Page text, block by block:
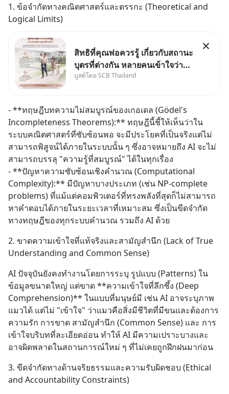
1. ข้อจำกัดทางคณิตศาสตร์และตรรกะ (Theoretical and
Logical Limits)
สิทธิที่คุณพ่อควรรู้ เกี่ยวกับสถานะ
บุตรที่ต่างกัน หลายคนเข้าใจว่า
"เมื่อเป็นลูกของพ่อและแม่ ก็ย่อม
กฎหมายไทยไม่ได้กำหนดไว้แบบ
นั้น
บูสต์โดย SCB Thailand
- **ทฤษฎีบทความไม่สมบูรณ์ของเกอเดล (Gödel's
Incompleteness Theorems):** ทฤษฎีนี้ชี้ให้เห็นว่าใน
ระบบคณิตศาสตร์ที่ซับซ้อนพอ จะมีประโยคที่เป็นจริงแต่ไม่
สามารถพิสูจน์ได้ภายในระบบนั้น ๆ ซึ่งอาจหมายถึง AI จะไม่
สามารถบรรลุ "ความรู้ที่สมบูรณ์" ได้ในทุกเรื่อง
- **ปัญหาความซับซ้อนเชิงคำนวณ (Computational
Complexity):** มีปัญหาบางประเภท (เช่น NP-complete
problems) ที่แม้แต่คอมพิวเตอร์ที่ทรงพลังที่สุดก็ไม่สามารถ
หาคำตอบได้ภายในระยะเวลาที่เหมาะสม ซึ่งเป็นขีดจำกัด
ทางทฤษฎีของทุกระบบคำนวณ รวมถึง AI ด้วย
2. ขาดความเข้าใจที่แท้จริงและสามัญสำนึก (Lack of True
Understanding and Common Sense)
AI ปัจจุบันยังคงทำงานโดยการระบุ รูปแบบ (Patterns) ใน
ข้อมูลขนาดใหญ่ แต่ขาด **ความเข้าใจที่ลึกซึ้ง (Deep
Comprehension)** ในแบบที่มนุษย์มี เช่น AI อาจระบุภาพ
แมวได้ แต่ไม่ "เข้าใจ" ว่าแมวคือสิ่งมีชีวิตที่มีขนและต้องการ
ความรัก การขาด สามัญสำนึก (Common Sense) และ การ
เข้าใจบริบทที่ละเอียดอ่อน ทำให้ AI มีความเปราะบางและ
อาจผิดพลาดในสถานการณ์ใหม่ ๆ ที่ไม่เคยถูกฝึกฝนมาก่อน
3. ขีดจำกัดทางด้านจริยธรรมและความรับผิดชอบ (Ethical
and Accountability Constraints)